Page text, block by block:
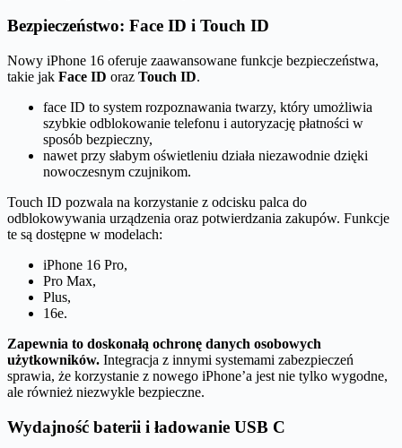
Bezpieczeństwo: Face ID i Touch ID
Nowy iPhone 16 oferuje zaawansowane funkcje bezpieczeństwa,
takie jak Face ID oraz Touch ID.
face ID to system rozpoznawania twarzy, który umożliwia
szybkie odblokowanie telefonu i autoryzację płatności w
sposób bezpieczny,
nawet przy słabym oświetleniu działa niezawodnie dzięki
nowoczesnym czujnikom.
Touch ID pozwala na korzystanie z odcisku palca do
odblokowywania urządzenia oraz potwierdzania zakupów. Funkcje
te są dostępne w modelach:
iPhone 16 Pro,
Pro Max,
Plus,
16e.
Zapewnia to doskonałą ochronę danych osobowych
użytkowników. Integracja z innymi systemami zabezpieczeń
sprawia, że korzystanie z nowego iPhone’a jest nie tylko wygodne,
ale również niezwykle bezpieczne.
Wydajność baterii i ładowanie USB C